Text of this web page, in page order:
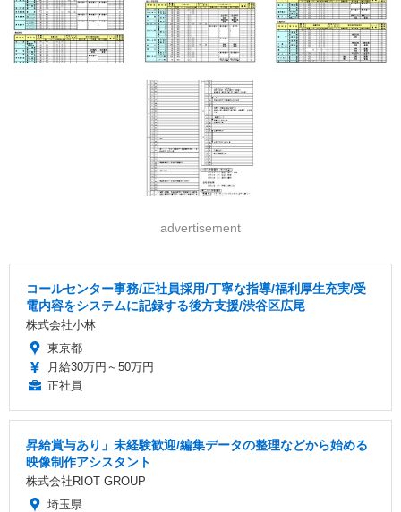
advertisement
コールセンター事務/正社員採用/丁寧な指導/福利厚生充実/受
電内容をシステムに記録する後方支援/渋谷区広尾
株式会社小林
東京都
月給30万円～50万円
正社員
昇給賞与あり」未経験歓迎/編集データの整理などから始める
映像制作アシスタント
株式会社RIOT GROUP
埼玉県